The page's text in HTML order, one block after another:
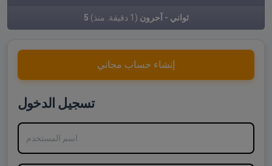
5 ثواني - آحرون (1 دقيقة. منذ)
إنشاء حساب مجاني
تسجيل الدخول
اسم المستخدم